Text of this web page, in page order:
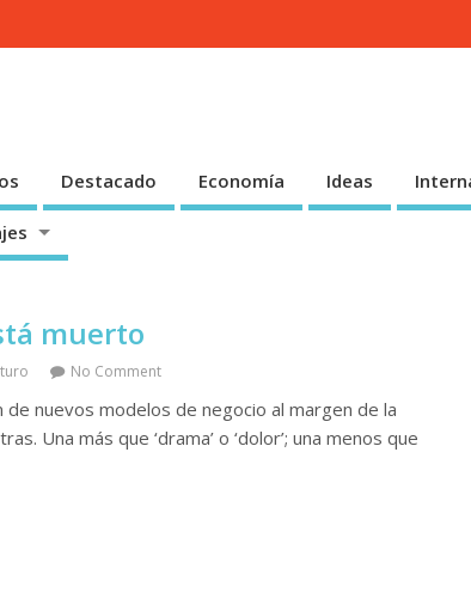
Destacado Economía Ideas
muerto
No Comment
nuevos modelos de negocio al margen de la
Una más que ‘drama’ o ‘dolor’; una menos que